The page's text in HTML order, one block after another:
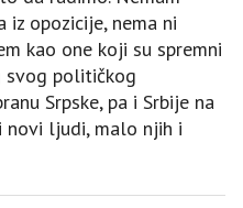
iz opozicije, nema ni
kao one koji su spremni
svog političkog
Srpske, pa i Srbije na
novi ljudi, malo njih i